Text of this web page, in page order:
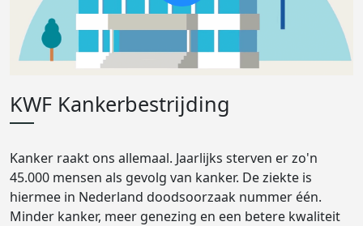
KWF Kankerbestrijding
Kanker raakt ons allemaal. Jaarlijks sterven er zo'n
45.000 mensen als gevolg van kanker. De ziekte is
hiermee in Nederland doodsoorzaak nummer één.
Minder kanker, meer genezing en een betere kwaliteit